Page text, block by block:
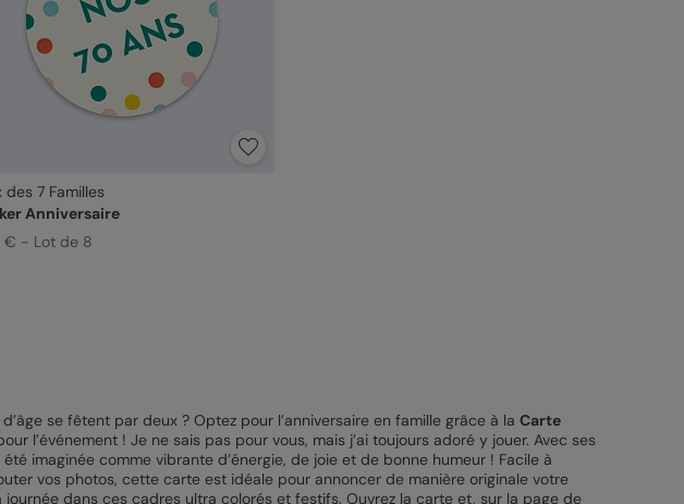
des 7 Familles
Anniversaire
€ - Lot de 8
se fêtent par deux ? Optez pour l’anniversaire en famille grâce à la Carte
l’événement ! Je ne sais pas pour vous, mais j’ai toujours adoré y jouer. Avec ses
imaginée comme vibrante d’énergie, de joie et de bonne humeur ! Facile à
vos photos, cette carte est idéale pour annoncer de manière originale votre
dans ces cadres ultra colorés et festifs. Ouvrez la carte et, sur la page de